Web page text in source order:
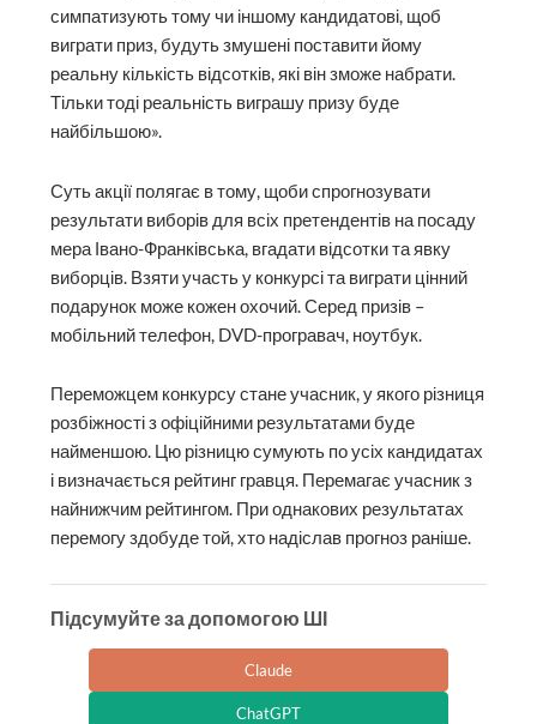
симпатизують тому чи іншому кандидатові, щоб
виграти приз, будуть змушені поставити йому
реальну кількість відсотків, які він зможе набрати.
Тільки тоді реальність виграшу призу буде
найбільшою».
Суть акції полягає в тому, щоби спрогнозувати
результати виборів для всіх претендентів на посаду
мера Івано-Франківська, вгадати відсотки та явку
виборців. Взяти участь у конкурсі та виграти цінний
подарунок може кожен охочий. Серед призів –
мобільний телефон, DVD-програвач, ноутбук.
Переможцем конкурсу стане учасник, у якого різниця
розбіжності з офіційними результатами буде
найменшою. Цю різницю сумують по усіх кандидатах
і визначається рейтинг гравця. Перемагає учасник з
найнижчим рейтингом. При однакових результатах
перемогу здобуде той, хто надіслав прогноз раніше.
Підсумуйте за допомогою ШІ
Claude
ChatGPT